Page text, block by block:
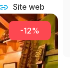
Site web
-12%